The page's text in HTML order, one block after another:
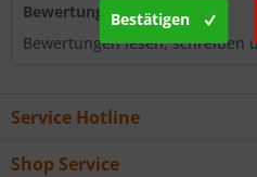
Bewertungen
0
Bewertungen lesen, schreiben
Service Hotline
Shop Service
Bestätigen